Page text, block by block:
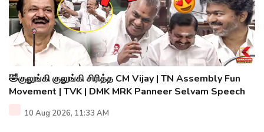
🤣குலுங்கி குலுங்கி சிரித்த CM Vijay | TN Assembly Fun
Movement | TVK | DMK MRK Panneer Selvam Speech
10 Aug 2026, 11:33 AM